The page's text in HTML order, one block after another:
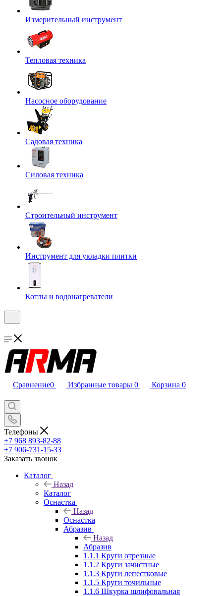
Измерительный инструмент
Тепловая техника
Насосное оборудование
Садовая техника
Силовая техника
Строительный инструмент
Инструмент для укладки плитки
Котлы и водонагреватели
Сравнение0 Избранные товары 0 Корзина 0
Телефоны
+7 968 893-82-88
+7 906-731-15-33
Заказать звонок
Каталог
Назад
Каталог
Оснастка
Назад
Оснастка
Абразив
Назад
Абразив
1.1.1 Круги отрезные
1.1.2 Круги зачистные
1.1.3 Круги лепестковые
1.1.5 Круги точильные
1.1.6 Шкурка шлифовальная